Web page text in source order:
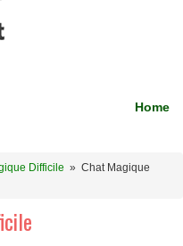
Home
Difficile » Chat Magique